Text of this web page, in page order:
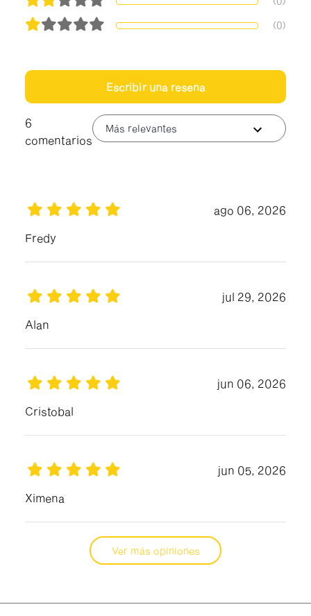
(0)
Escribir una reseña
6
comentarios
Más relevantes
ago 06, 2026
Fredy
jul 29, 2026
Alan
jun 06, 2026
Cristobal
jun 05, 2026
Ximena
Ver más opiniones